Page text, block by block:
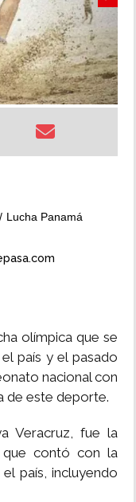
Lucha Panamá
olímpica que se
país y el pasado
nacional con
de este deporte.
Veracruz, fue la
contó con la
país, incluyendo